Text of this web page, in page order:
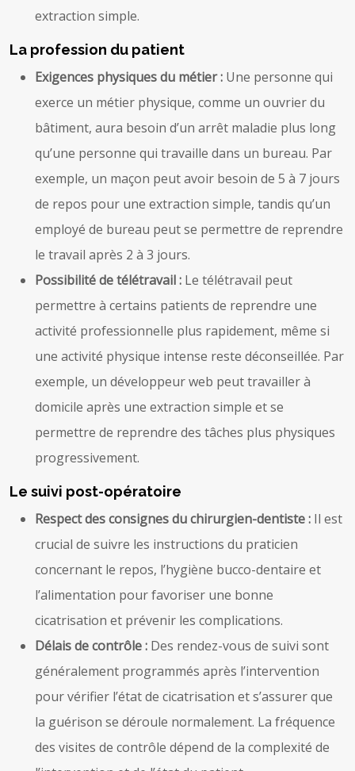
extraction simple.
La profession du patient
Exigences physiques du métier : Une personne qui
exerce un métier physique, comme un ouvrier du
bâtiment, aura besoin d’un arrêt maladie plus long
qu’une personne qui travaille dans un bureau. Par
exemple, un maçon peut avoir besoin de 5 à 7 jours
de repos pour une extraction simple, tandis qu’un
employé de bureau peut se permettre de reprendre
le travail après 2 à 3 jours.
Possibilité de télétravail : Le télétravail peut
permettre à certains patients de reprendre une
activité professionnelle plus rapidement, même si
une activité physique intense reste déconseillée. Par
exemple, un développeur web peut travailler à
domicile après une extraction simple et se
permettre de reprendre des tâches plus physiques
progressivement.
Le suivi post-opératoire
Respect des consignes du chirurgien-dentiste : Il est
crucial de suivre les instructions du praticien
concernant le repos, l’hygiène bucco-dentaire et
l’alimentation pour favoriser une bonne
cicatrisation et prévenir les complications.
Délais de contrôle : Des rendez-vous de suivi sont
généralement programmés après l’intervention
pour vérifier l’état de cicatrisation et s’assurer que
la guérison se déroule normalement. La fréquence
des visites de contrôle dépend de la complexité de